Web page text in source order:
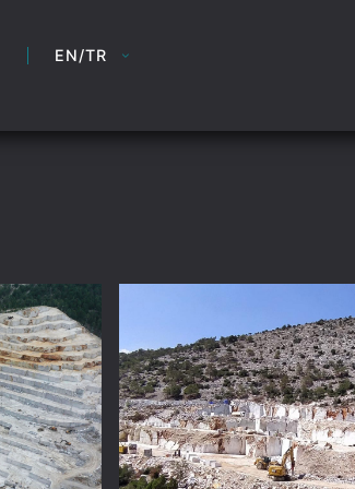
EN/TR